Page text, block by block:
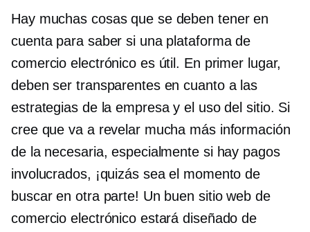
Hay muchas cosas que se deben tener en
cuenta para saber si una plataforma de
comercio electrónico es útil. En primer lugar,
deben ser transparentes en cuanto a las
estrategias de la empresa y el uso del sitio. Si
cree que va a revelar mucha más información
de la necesaria, especialmente si hay pagos
involucrados, ¡quizás sea el momento de
buscar en otra parte! Un buen sitio web de
comercio electrónico estará diseñado de